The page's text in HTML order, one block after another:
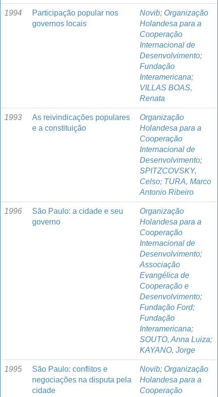
1994
Participação popular nos
governos locais
Novib; Organização
Holandesa para a
Cooperação
Internacional de
Desenvolvimento;
Fundação
Interamericana;
VILLAS BOAS,
Renata
1993
As reivindicações populares
e a constituição
Organização
Holandesa para a
Cooperação
Internacional de
Desenvolvimento;
SPITZCOVSKY,
Celso; TURA, Marco
Antonio Ribeiro
1996
São Paulo: a cidade e seu
governo
Organização
Holandesa para a
Cooperação
Internacional de
Desenvolvimento;
Associação
Evangélica de
Cooperação e
Desenvolvimento;
Fundação Ford;
Fundação
Interamericana;
SOUTO, Anna Luiza;
KAYANO, Jorge
1995
São Paulo: conflitos e
negociações na disputa pela
cidade
Novib; Organização
Holandesa para a
Cooperação